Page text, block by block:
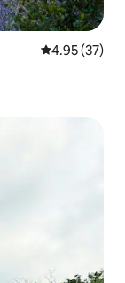
Calificación
4.95 (37)